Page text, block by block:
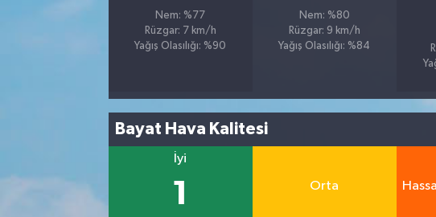
Nem: %77
Rüzgar: 7 km/h
Yağış Olasılığı: %90
Nem: %80
Rüzgar: 9 km/h
Yağış Olasılığı: %84
Bayat Hava Kalitesi
İyi
1 Orta